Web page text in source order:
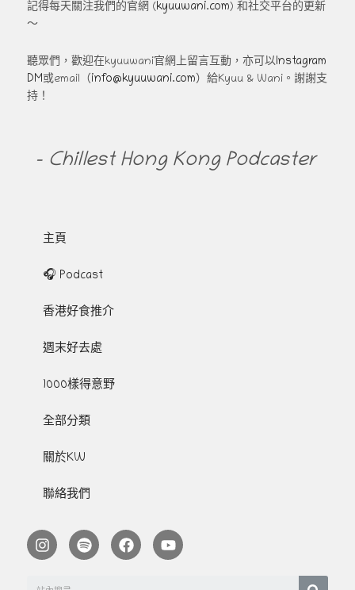
記得每天關注我們的官網 (kyuuwani.com) 和社交平台的更新
～
聽眾們，歡迎在kyuuwani官網上留言互動，亦可以Instagram
DM或email（info@kyuuwani.com）給Kyuu & Wani。謝謝支
持！
- Chillest Hong Kong Podcaster
主頁
🎧 Podcast
香港好食推介
週末好去處
1000樣得意野
全部分類
關於KW
聯絡我們